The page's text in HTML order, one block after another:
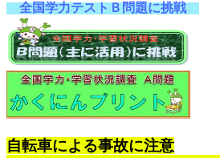
全国学力テストＢ問題に挑戦
自転車による事故に注意